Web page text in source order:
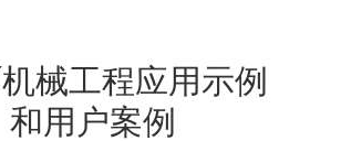
机械工程应用示例
和用户案例